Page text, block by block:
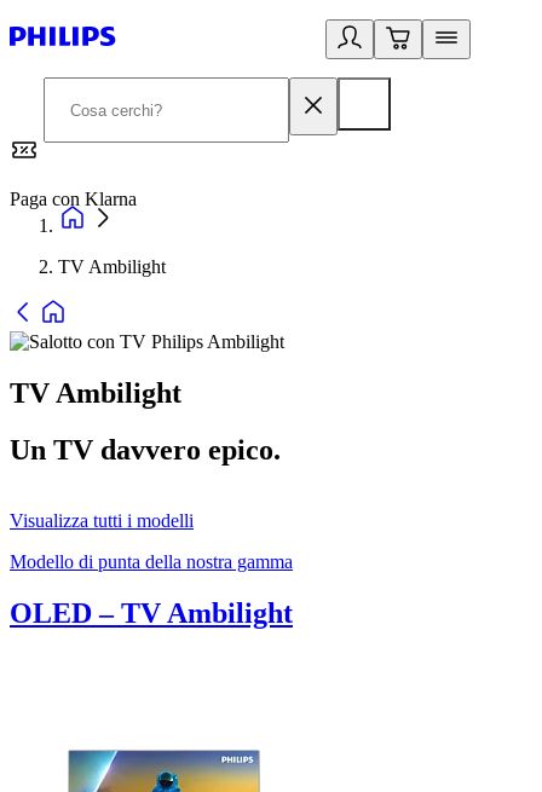
Paga con Klarna
TV Ambilight
TV Ambilight
Un TV davvero epico.
Visualizza tutti i modelli
Modello di punta della nostra gamma
OLED – TV Ambilight